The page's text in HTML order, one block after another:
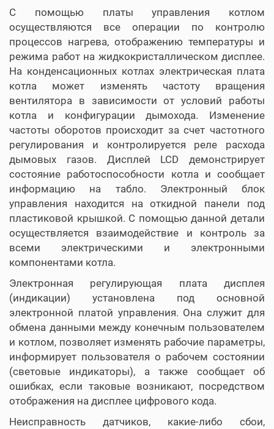
С помощью платы управления котлом
осуществляются все операции по контролю
процессов нагрева, отображению температуры и
режима работ на жидкокристаллическом дисплее.
На конденсационных котлах электрическая плата
котла может изменять частоту вращения
вентилятора в зависимости от условий работы
котла и конфигурации дымохода. Изменение
частоты оборотов происходит за счет частотного
регулирования и контролируется реле расхода
дымовых газов. Дисплей LCD демонстрирует
состояние работоспособности котла и сообщает
информацию на табло. Электронный блок
управления находится на откидной панели под
пластиковой крышкой. С помощью данной детали
осуществляется взаимодействие и контроль за
всеми электрическими и электронными
компонентами котла.
Электронная регулирующая плата дисплея
(индикации) установлена под основной
электронной платой управления. Она служит для
обмена данными между конечным пользователем
и котлом, позволяет изменять рабочие параметры,
информирует пользователя о рабочем состоянии
(световые индикаторы), а также сообщает об
ошибках, если таковые возникают, посредством
отображения на дисплее цифрового кода.
Неисправность датчиков, какие-либо сбои,